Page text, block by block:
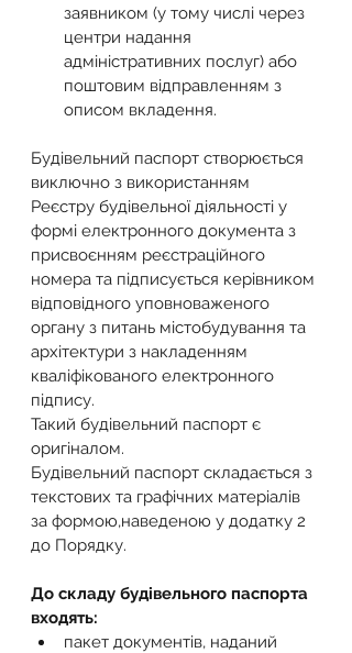
заявником (у тому числі через
центри надання
адміністративних послуг) або
поштовим відправленням з
описом вкладення.
Будівельний паспорт створюється
виключно з використанням
Реєстру будівельної діяльності у
формі електронного документа з
присвоєнням реєстраційного
номера та підписується керівником
відповідного уповноваженого
органу з питань містобудування та
архітектури з накладенням
кваліфікованого електронного
підпису.
Такий будівельний паспорт є
оригіналом.
Будівельний паспорт складається з
текстових та графічних матеріалів
за формою,наведеною у додатку 2
до Порядку.
До складу будівельного паспорта
входять:
пакет документів, наданий